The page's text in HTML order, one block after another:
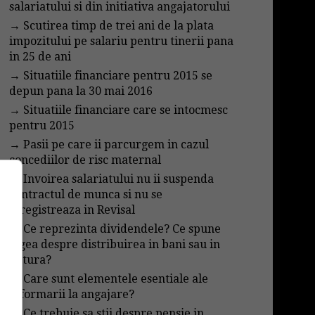
salariatului si din initiativa angajatorului
→ Scutirea timp de trei ani de la plata
impozitului pe salariu pentru tinerii pana
in 25 de ani
→ Situatiile financiare pentru 2015 se
depun pana la 30 mai 2016
→ Situatiile financiare care se intocmesc
pentru 2015
→Pasii pe care ii parcurgem in cazul
concediilor de risc maternal
→Invoirea salariatului nu ii suspenda
contractul de munca si nu se
inregistreaza in Revisal
Ce reprezinta dividendele? Ce spune
legea despre distribuirea in bani sau in
natura?
Care sunt elementele esentiale ale
informarii la angajare?